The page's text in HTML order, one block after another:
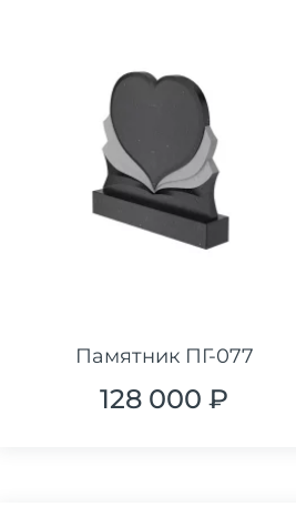
Памятник ПГ-077
128 000 ₽